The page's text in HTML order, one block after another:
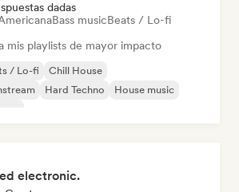
dadas
Bass musicBeats / Lo-fi
mis playlists de mayor impacto
/ Lo-fi
Chill House
Hard Techno
House music
electronic.